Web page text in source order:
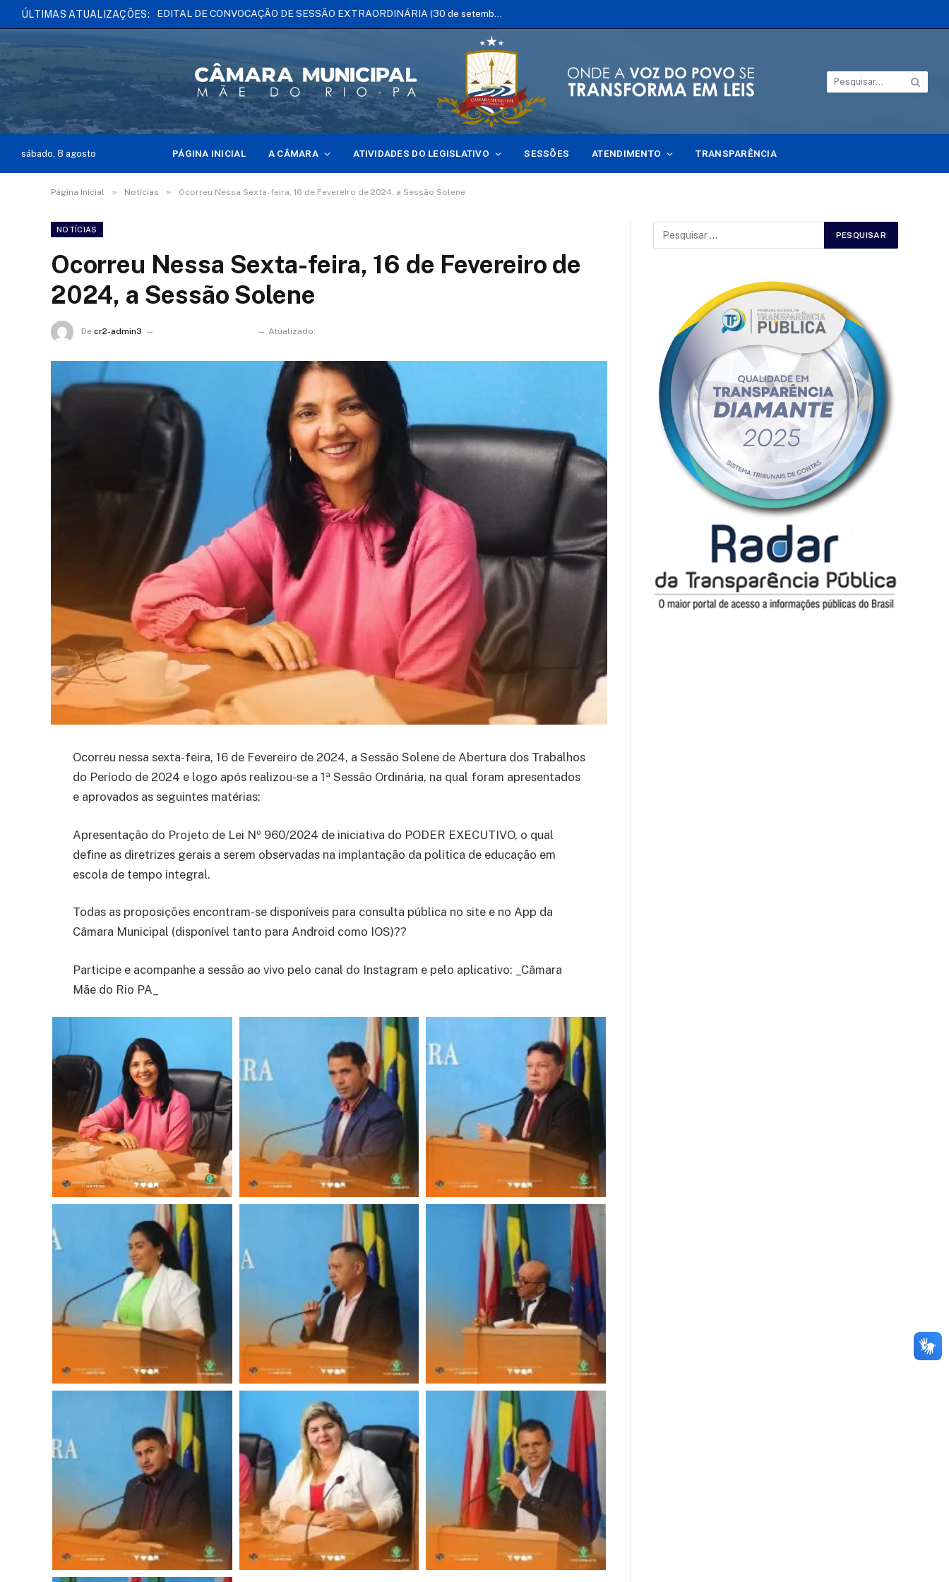
ÚLTIMAS ATUALIZAÇÕES: AVISO IMPORTANTE: ALTERAÇÃO NO DIA DAS SESSÕES
sábado, 8 agosto PÁGINA INICIAL A CÂMARA ATIVIDADES DO LEGISLATIVO SESSÕES ATENDIMENTO TRANSPARÊNCIA
Página Inicial » Notícias » Ocorreu Nessa Sexta-feira, 16 de Fevereiro de 2024, a Sessão Solene
NOTÍCIAS
Ocorreu Nessa Sexta-feira, 16 de Fevereiro de
2024, a Sessão Solene
De cr2-admin3 Atualizado:
Ocorreu nessa sexta-feira, 16 de Fevereiro de 2024, a Sessão Solene de Abertura dos Trabalhos
do Período de 2024 e logo após realizou-se a 1ª Sessão Ordinária, na qual foram apresentados
e aprovados as seguintes matérias:
Apresentação do Projeto de Lei Nº 960/2024 de iniciativa do PODER EXECUTIVO, o qual
define as diretrizes gerais a serem observadas na implantação da politica de educação em
escola de tempo integral.
Todas as proposições encontram-se disponíveis para consulta pública no site e no App da
Câmara Municipal (disponível tanto para Android como IOS)??
Participe e acompanhe a sessão ao vivo pelo canal do Instagram e pelo aplicativo: _Câmara
Mãe do Rio PA_